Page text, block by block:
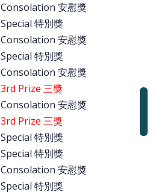
Consolation 安慰獎
Special 特別獎
Consolation 安慰獎
Special 特別獎
Consolation 安慰獎
3rd Prize 三獎
Consolation 安慰獎
3rd Prize 三獎
Special 特別獎
Special 特別獎
Consolation 安慰獎
Special 特別獎